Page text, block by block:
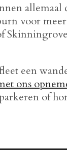
allemaal
voor
een
ons
of